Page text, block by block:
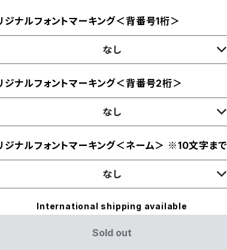
ジナルフォントマーキング＜背番号1桁＞
なし
ジナルフォントマーキング＜背番号2桁＞
なし
ジナルフォントマーキング＜ネーム＞ ※10文字まで
なし
International shipping available
Sold out